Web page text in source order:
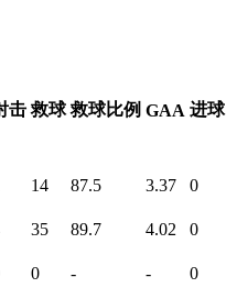
击 救球 救球比例 GAA 进球
14 87.5 3.37 0
35 89.7 4.02 0
0 - - 0